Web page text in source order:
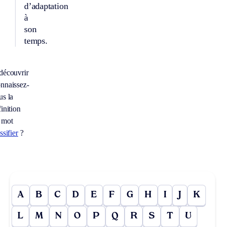
d’adaptation
à
son
temps.
la
?
A B C D E F G H I J K
L M N O P Q R S T U